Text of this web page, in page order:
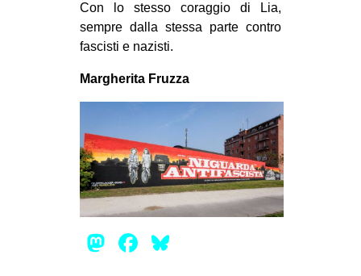
Con lo stesso coraggio di Lia,
sempre dalla stessa parte contro
fascisti e nazisti.
Margherita Fruzza
Mastodon
Facebook